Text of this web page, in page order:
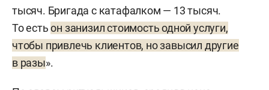
тысяч. Бригада с катафалком — 13 тысяч.
То естьон занизил стоимость одной услуги,
чтобы привлечь клиентов, но завысил другие
в разы».